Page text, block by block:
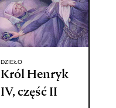
DZIEŁO
Król Henryk
IV, część II